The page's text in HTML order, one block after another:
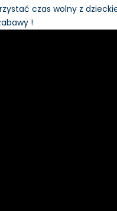
czas wolny z
!